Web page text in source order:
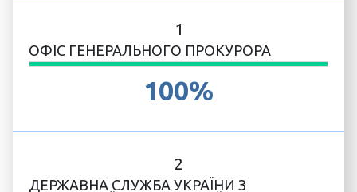
1
ОФІС ГЕНЕРАЛЬНОГО ПРОКУРОРА
100%
2
ДЕРЖАВНА СЛУЖБА УКРАЇНИ З